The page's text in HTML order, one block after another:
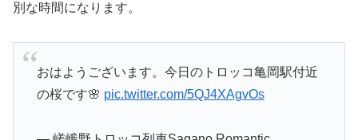
別な時間になります。
おはようございます。今日のトロッコ亀岡駅付近
の桜です🌸 pic.twitter.com/5QJ4XAgvOs